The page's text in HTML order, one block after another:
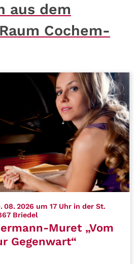
aus dem
Cochem-
08. 2026 um 17 Uhr in der St.
Briedel
Muret „Vom
Gegenwart“